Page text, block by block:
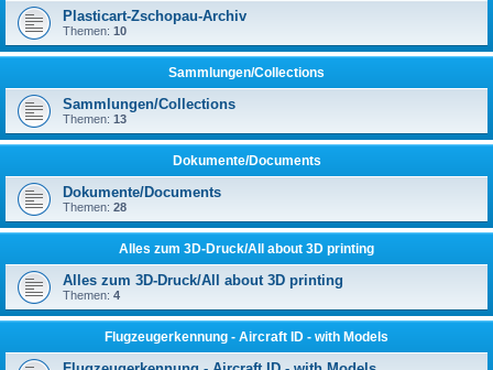
Plasticart-Zschopau-Archiv
Themen: 10
Sammlungen/Collections
Sammlungen/Collections
Themen: 13
Dokumente/Documents
Dokumente/Documents
Themen: 28
Alles zum 3D-Druck/All about 3D printing
Alles zum 3D-Druck/All about 3D printing
Themen: 4
Flugzeugerkennung - Aircraft ID - with Models